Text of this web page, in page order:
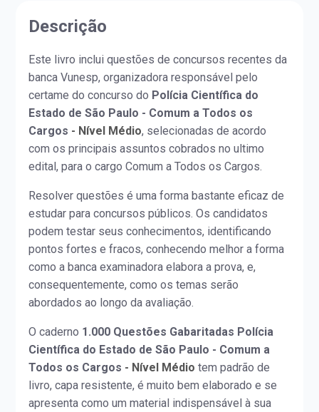
Descrição
Este livro inclui questões de concursos recentes da
banca Vunesp, organizadora responsável pelo
certame do concurso do Polícia Científica do
Estado de São Paulo - Comum a Todos os
Cargos - Nível Médio, selecionadas de acordo
com os principais assuntos cobrados no ultimo
edital, para o cargo Comum a Todos os Cargos.
Resolver questões é uma forma bastante eficaz de
estudar para concursos públicos. Os candidatos
podem testar seus conhecimentos, identificando
pontos fortes e fracos, conhecendo melhor a forma
como a banca examinadora elabora a prova, e,
consequentemente, como os temas serão
abordados ao longo da avaliação.
O caderno 1.000 Questões Gabaritadas Polícia
Científica do Estado de São Paulo - Comum a
Todos os Cargos - Nível Médio tem padrão de
livro, capa resistente, é muito bem elaborado e se
apresenta como um material indispensável à sua